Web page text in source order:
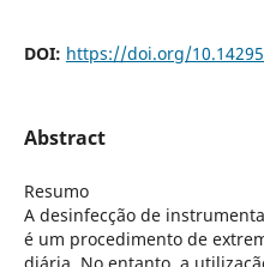
DOI: https://doi.org/
Abstract
Resumo
A desinfecção de
é um procedimento de